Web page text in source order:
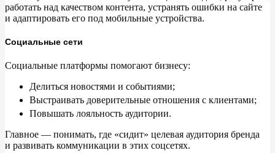
работать над качеством контента, устранять ошибки на сайте
и адаптировать его под мобильные устройства.
Социальные сети
Социальные платформы помогают бизнесу:
Делиться новостями и событиями;
Выстраивать доверительные отношения с клиентами;
Повышать лояльность аудитории.
Главное — понимать, где «сидит» целевая аудитория бренда
и развивать коммуникации в этих соцсетях.